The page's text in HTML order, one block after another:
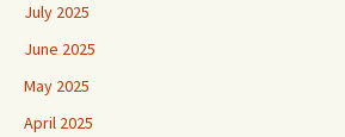
July 2025
June 2025
May 2025
April 2025